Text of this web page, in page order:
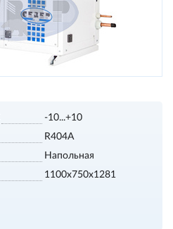
-10...+10
R404A
Напольная
1100х750х1281